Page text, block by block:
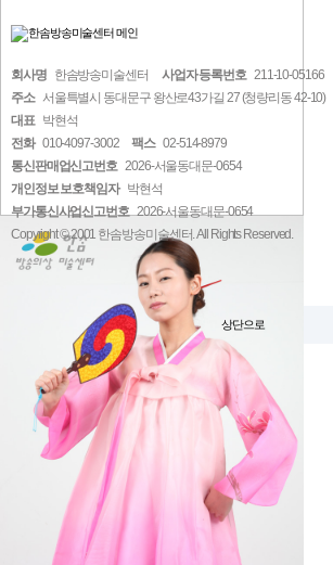
회사명 한솜방송미술센터 사업자 등록번호 211-10-05166
주소 서울특별시 동대문구 왕산로43가길 27 (청량리동 42-10)
대표 박현석
전화 010-4097-3002 팩스 02-514-8979
통신판매업신고번호 2026-서울동대문-0654
개인정보 보호책임자 박현석
부가통신사업신고번호 2026-서울동대문-0654
Copyright © 2001 한솜방송미술센터. All Rights Reserved.
고객센터 연결하기
상단으로